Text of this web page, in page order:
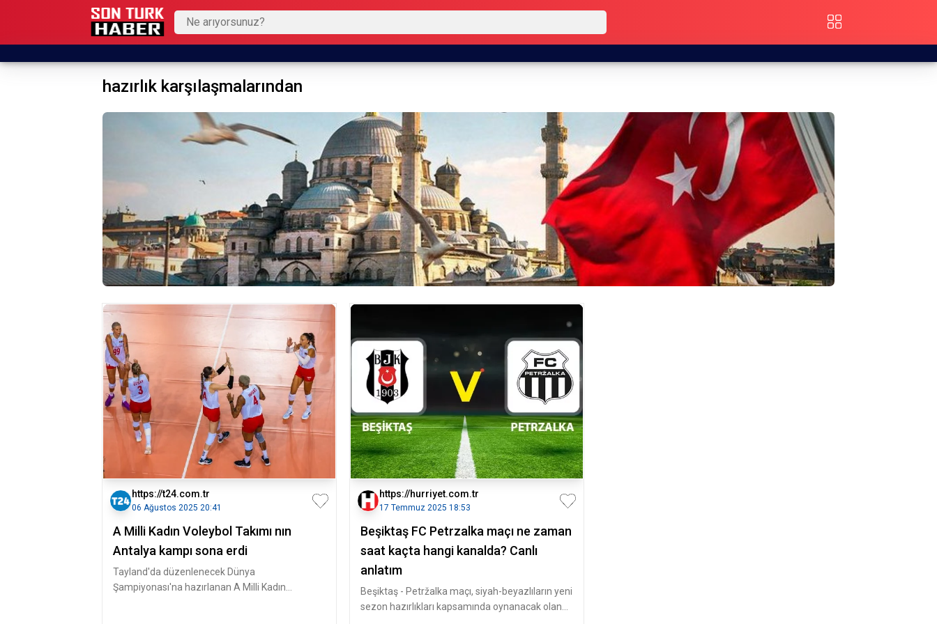
hazırlık karşılaşmalarından
https://t24.com.tr
06 Ağustos 2025 20:41
A Milli Kadın Voleybol Takımı nın
Antalya kampı sona erdi
Tayland'da düzenlenecek Dünya
Şampiyonası'na hazırlanan A Milli Kadın
https://hurriyet.com.tr
17 Temmuz 2025 18:53
Beşiktaş FC Petrzalka maçı ne zaman
saat kaçta hangi kanalda? Canlı
anlatım
Beşiktaş - Petržalka maçı, siyah-beyazlıların yeni
sezon hazırlıkları kapsamında oynanacak olan